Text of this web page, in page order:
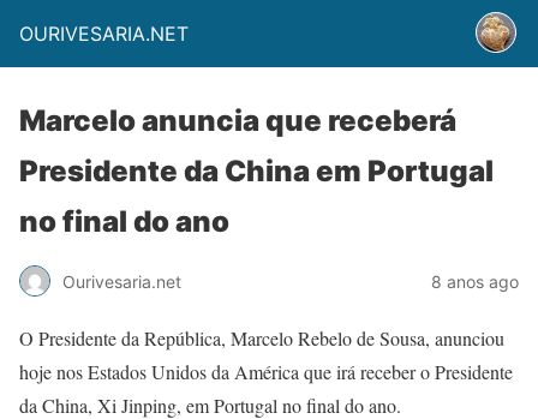
OURIVESARIA.NET
Marcelo anuncia que receberá
Presidente da China em Portugal
no final do ano
Ourivesaria.net 8 anos ago
O Presidente da República, Marcelo Rebelo de Sousa, anunciou
hoje nos Estados Unidos da América que irá receber o Presidente
da China, Xi Jinping, em Portugal no final do ano.